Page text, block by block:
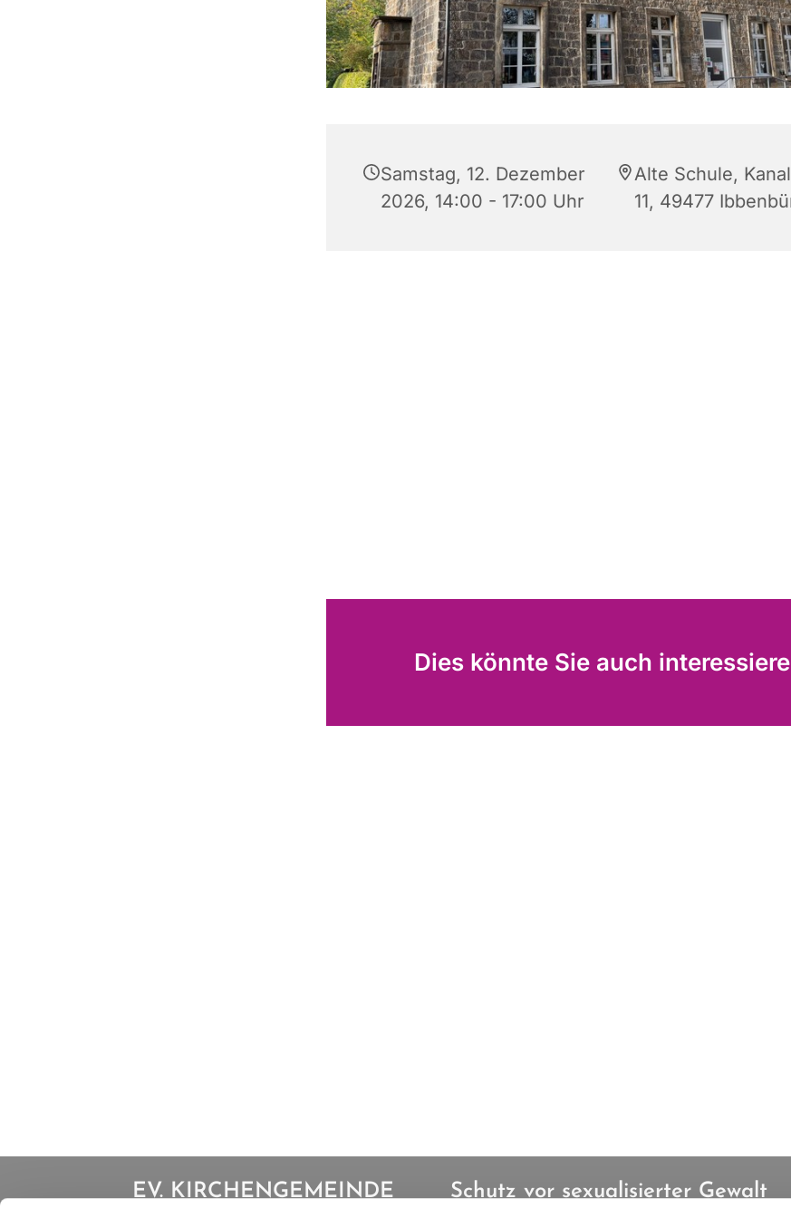
Samstag, 12. Dezember
2026, 14:00 - 17:00 Uhr
Alte Schule,
11, 49477
Dies könnte Sie auch
EV. KIRCHENGEMEINDE
Schutz vor sexualisierter Gewalt